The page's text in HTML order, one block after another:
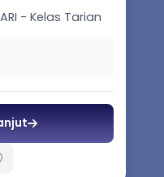
- Kelas Tarian
K...